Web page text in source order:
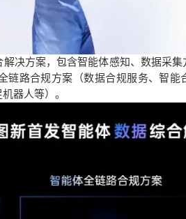
决方案，包含智能体感知、数据采集
链路合规方案（数据合规服务、智
器人等）。